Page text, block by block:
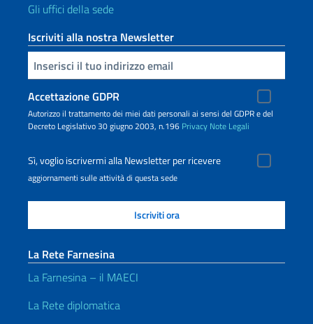
Gli uffici della sede
Iscriviti alla nostra Newsletter
Inserisci la tua email
Accettazione GDPR
Autorizzo il trattamento dei miei dati personali ai sensi del GDPR e del
Decreto Legislativo 30 giugno 2003, n.196 Privacy Note Legali
Sì, voglio iscrivermi alla Newsletter per ricevere
aggiornamenti sulle attività di questa sede
La Rete Farnesina
La Farnesina – il MAECI
La Rete diplomatica